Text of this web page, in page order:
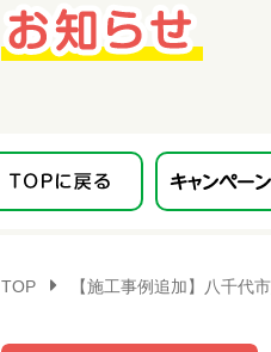
TOP 【施工事例追加】八千代